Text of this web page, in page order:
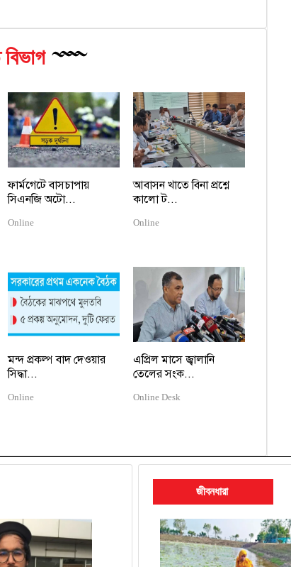
ফার্মগেটে বাসচাপায়
সিএনজি অটো...
Online
আবাসন খাতে বিনা প্রশ্নে
কালো ট...
Online
মন্দ প্রকল্প বাদ দেওয়ার
সিদ্ধা...
Online
এপ্রিল মাসে জ্বালানি
তেলের সংক...
Online Desk
জীবনধারা